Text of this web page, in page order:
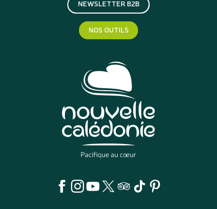
NEWSLETTER B2B
NOS OUTILS